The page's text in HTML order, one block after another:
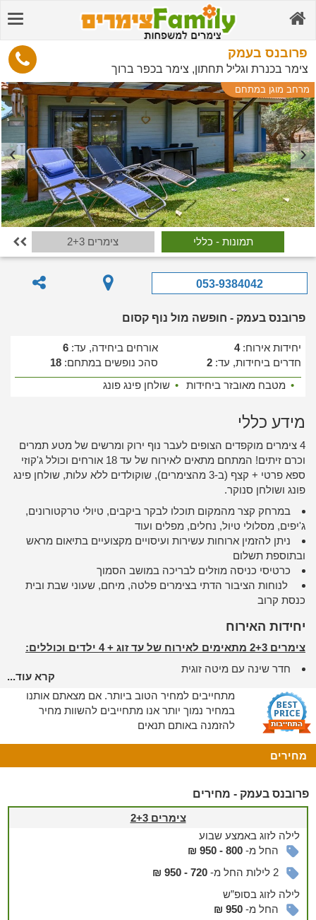
פרובנס בעמק
צימר בכנרת וגליל תחתון, צימר בכפר ברוך
מרחב מוגן במתחם
תמונות - כללי צימרים 2+3 
053-9384042
פרובנס בעמק - חופשה מול נוף קסום
יחידות אירוח:4 אורחים ביחידה, עד: 6
חדרים ביחידות, עד: 2 סהכ נופשים במתחם: 18
• מטבח מאובזר ביחידות • שולחן פינג פונג
מידע כללי
4 צימרים מוקפדים הצופים לעבר נוף ירוק ומרשים של מטע תמרים
וכרם זיתים! המתחם מתאים לאירוח של עד 18 אורחים וכולל ג'קוזי
ספא פרטי + קצף (ב-3 מהצימרים), שוקולדים ללא עלות, שולחן פינג
פונג ושולחן סנוקר.
במרחק קצר מהמקום תוכלו לבקר ביקבים, טיולי טרקטורונים,
ג'יפים, מסלולי טיול, נחלים, מפלים ועוד
ניתן להזמין ארוחות עשירות ועיסויים מקצועיים בתיאום מראש
ובתוספת תשלום
כרטיסי כניסה מוזלים לבריכה במושב הסמוך
לנוחות הציבור הדתי בצימרים פלטה, מיחם, שעוני שבת ובית
כנסת קרוב
יחידות האירוח
צימרים 2+3 מתאימים לאירוח של עד זוג + 4 ילדים וכוללים:
חדר שינה עם מיטה זוגית
ג'קוזי ספא + קצף
חדר רחצה עם מגבות ותחליבים
סלון עם ספה נפתחת וטלוויזיה חכמה בחיבור ערוצים
מטבח המצויד במקרר, כיריים, מיקרוגל, בר מים, כלי מטבח,
תבלינים, מכונת אספרסו ופינת שתייה חמה עם חלב, שוקו, תה
חדר שינה עם מיטה זוגית
טלווייזיה חכמה בחיבור ערוצים
חדר רחצה עם מגבות ותחליבים
מטבח המצויד במקרר, כיריים, מיקרוגל, בר מים, כלי מטבח,
תבלינים, מכונת אספרסו ופינת שתייה חמה עם חלב, שוקו, תה
וקפה
מרפסת פרטית עם פינת ישיבה לצד מדשאה ירוקה
קרא עוד...
מתחייבים למחיר הטוב ביותר. אם מצאתם אותנו
במחיר נמוך יותר אנו מתחייבים להשוות מחיר
להזמנה באותם תנאים
מחירים
פרובנס בעמק - מחירים
צימרים 2+3
לילהלזוג באמצע שבוע
החל מ-800 - 950 ₪
2 לילות החל מ-
720 - 950 ₪
לילהלזוג בסופ”ש
החל מ-950 ₪